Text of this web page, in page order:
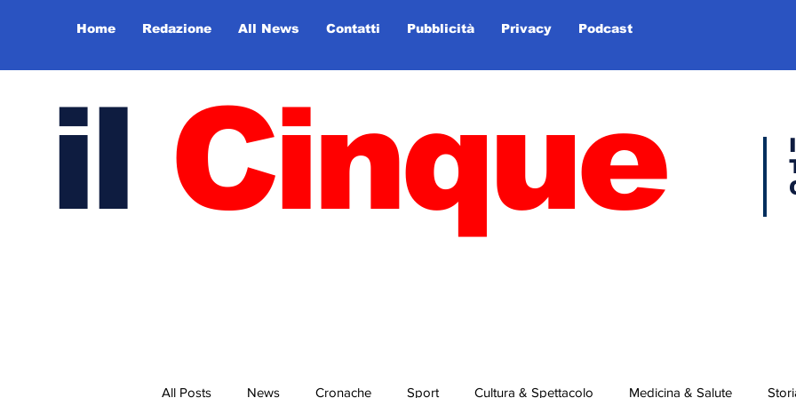
Home Redazione All News Contatti Pubblicità Privacy Podcast
il Cinque
All Posts News Cronache Sport Cultura & Spettacolo Medicina & Salute